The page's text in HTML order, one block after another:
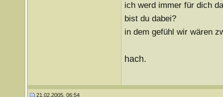
ich werd immer für dich
bist du dabei?
in dem gefühl wir wären
hach.
21.02.2005, 06:54